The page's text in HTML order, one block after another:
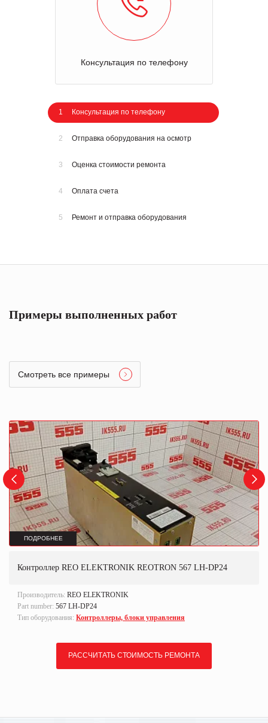
Консультация по телефону
1 Консультация по телефону
2 Отправка оборудования на осмотр
3 Оценка стоимости ремонта
4 Оплата счета
5 Ремонт и отправка оборудования
Примеры выполненных работ
Смотреть все примеры
ПОДРОБНЕЕ
Контроллер REO ELEKTRONIK REOTRON 567 LH-DP24
Производитель: REO ELEKTRONIK
Part number: 567 LH-DP24
Тип оборудования: Контроллеры, блоки управления
РАССЧИТАТЬ СТОИМОСТЬ РЕМОНТА